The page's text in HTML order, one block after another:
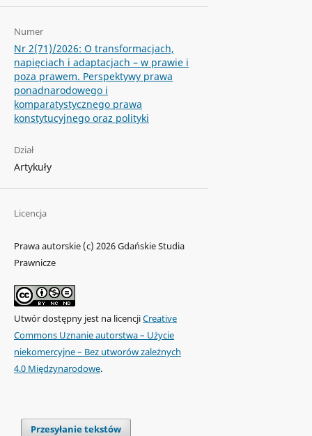
Numer
Nr 2(71)/2026: O transformacjach,
napięciach i adaptacjach – w prawie i
poza prawem. Perspektywy prawa
ponadnarodowego i
komparatystycznego prawa
konstytucyjnego oraz polityki
Dział
Artykuły
Licencja
Prawa autorskie (c) 2026 Gdańskie Studia
Prawnicze
Utwór dostępny jest na licencjiCreative
Commons Uznanie autorstwa – Użycie
niekomercyjne – Bez utworów zależnych
4.0 Międzynarodowe.
Przesyłanie tekstów